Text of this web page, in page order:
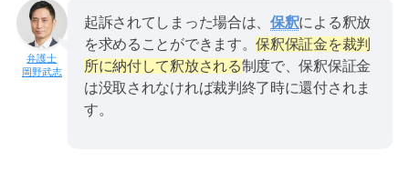
岡野武志
起訴されてしまった場合は、保釈による釈放
を求めることができます。保釈保証金を裁判
所に納付して釈放される制度で、保釈保証金
は没取されなければ裁判終了時に還付されま
す。